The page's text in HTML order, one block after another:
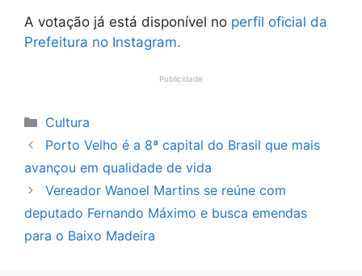
A votação já está disponível no perfil oficial da
Prefeitura no Instagram.
Publicidade
Categorias
Cultura
Porto Velho é a 8ª capital do Brasil que mais
avançou em qualidade de vida
Vereador Wanoel Martins se reúne com
deputado Fernando Máximo e busca emendas
para o Baixo Madeira